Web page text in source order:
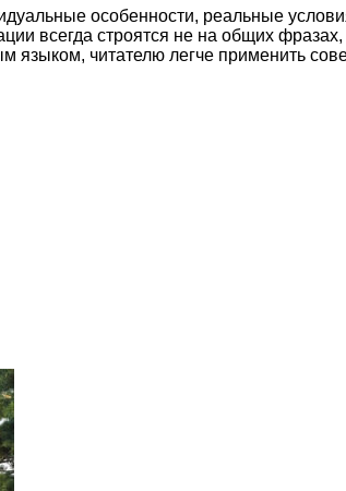
особенности, реальные
всегда строятся не на общих
языком, читателю легче применить